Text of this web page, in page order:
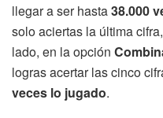
llegar a ser hasta38.000
solo aciertas la última
lado, en la opción
logras acertar las cinco
veces lo jugado.